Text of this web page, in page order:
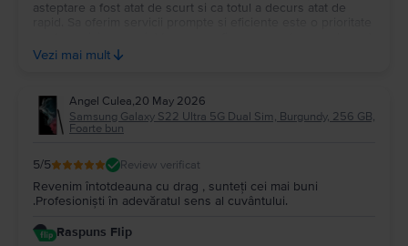
asteptare a fost atat de scurt si ca totul a decurs atat de
cel bun. Iti dorim o zi excelenta si te mai asteptam cu drag
Vezi mai mult
Angel Culea,20 May 2026
Samsung Galaxy S22 Ultra 5G Dual Sim, Burgundy, 256 GB,
Foarte bun
5/5 Review verificat
Revenim întotdeauna cu drag , sunteți cei mai buni
.Profesioniști în adevăratul sens al cuvântului.
Raspuns Flip